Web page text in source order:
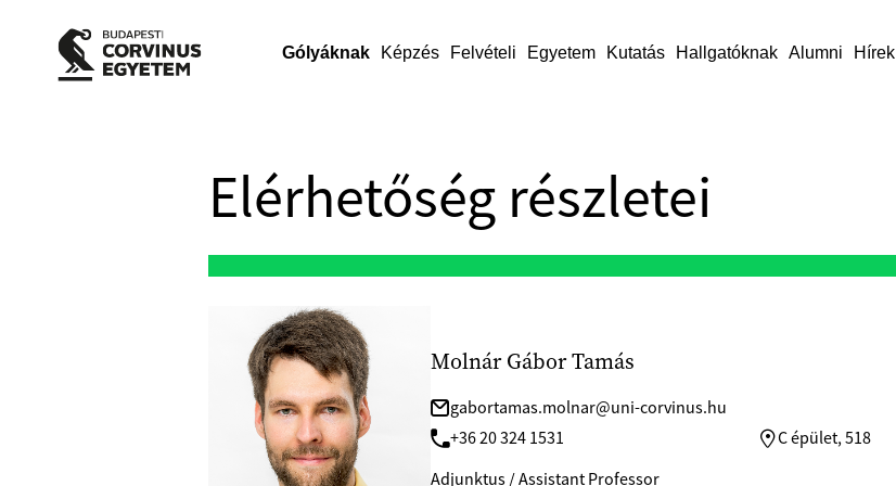
Gólyáknak Képzés Felvételi Egyetem Kutatás Hallgatóknak Alumni Hírek
Elérhetőség részletei
Molnár Gábor Tamás
gabortamas.molnar@uni-corvinus.hu
+36 20 324 1531
C épület, 518
Adjunktus / Assistant Professor